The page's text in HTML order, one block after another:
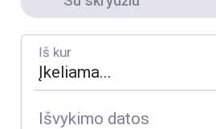
Iš kur
Išvykimo datos